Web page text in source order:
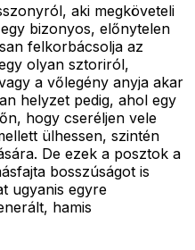
aki megköveteli
bizonyos, előnytelen
felkorbácsolja az
olyan sztoriról,
a vőlegény anyja akar
helyzet pedig, ahol egy
hogy cseréljen vele
ülhessen, szintén
De ezek a posztok a
bosszúságot is
ugyanis egyre
hamis